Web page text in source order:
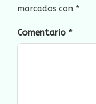
marcados con *
Comentario *